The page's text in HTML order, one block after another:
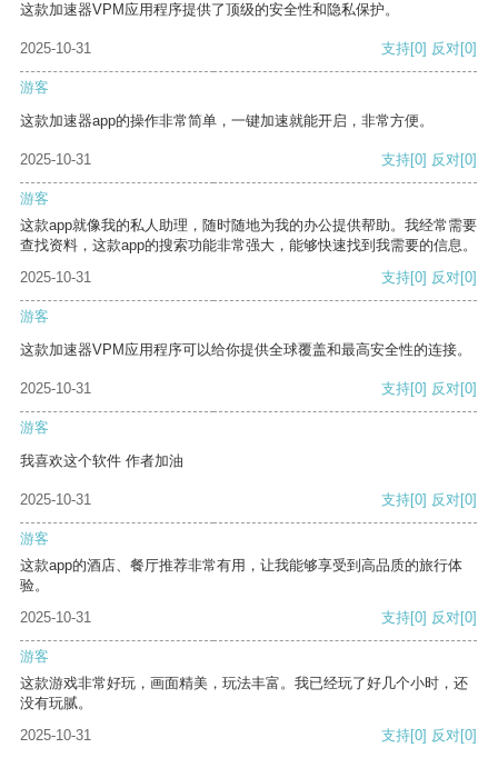
这款加速器VPM应用程序提供了顶级的安全性和隐私保护。
2025-10-31 支持[0] 反对[0]
游客
这款加速器app的操作非常简单，一键加速就能开启，非常方便。
2025-10-31 支持[0] 反对[0]
游客
这款app就像我的私人助理，随时随地为我的办公提供帮助。我经常需要
查找资料，这款app的搜索功能非常强大，能够快速找到我需要的信息。
2025-10-31
支持[0] 反对[0]
游客
这款加速器VPM应用程序可以给你提供全球覆盖和最高安全性的连接。
2025-10-31 支持[0] 反对[0]
游客
我喜欢这个软件 作者加油
2025-10-31 支持[0] 反对[0]
游客
这款app的酒店、餐厅推荐非常有用，让我能够享受到高品质的旅行体
验。
2025-10-31
支持[0] 反对[0]
游客
这款游戏非常好玩，画面精美，玩法丰富。我已经玩了好几个小时，还
没有玩腻。
2025-10-31
支持[0] 反对[0]